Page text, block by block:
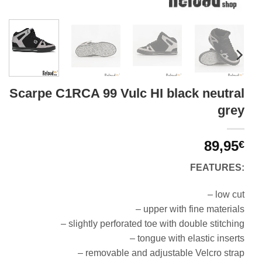
Scarpe C1RCA 99 Vulc HI black neutral
grey
89,95€
FEATURES:
– low cut
– upper with fine materials
– slightly perforated toe with double stitching
– tongue with elastic inserts
– removable and adjustable Velcro strap